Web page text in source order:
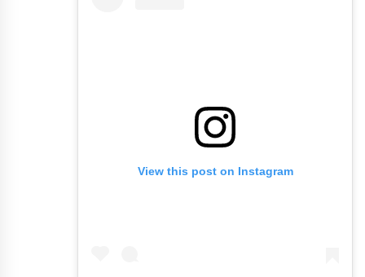
View this post on Instagram